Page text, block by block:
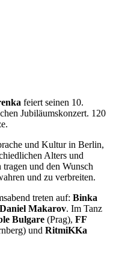
feiert seinen 10.
Jubiläumskonzert. 120
und Kultur in Berlin,
Alters und
und den Wunsch
und zu verbreiten.
treten auf: Binka
Daniel Makarov. Im Tanz
Bulgare (Prag), FF
und RitmiKKa